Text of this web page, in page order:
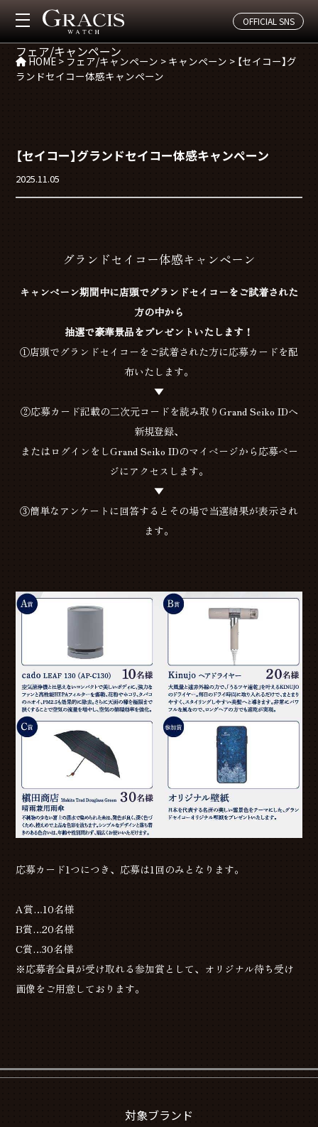
OFFICIAL SNS
CAMPAGIN
フェア/キャンペーン
HOME > フェア/キャンペーン > キャンペーン > 【セイコー】グ
ランドセイコー体感キャンペーン
【セイコー】グランドセイコー体感キャンペーン
2025.11.05
グランドセイコー体感キャンペーン
キャンペーン期間中に店頭でグランドセイコーをご試着された
方の中から
抽選で豪華景品をプレゼントいたします！
①店頭でグランドセイコーをご試着された方に応募カードを配
布いたします。
▼
②応募カード記載の二次元コードを読み取りGrand Seiko IDへ
新規登録、
またはログインをしGrand Seiko IDのマイページから応募ペー
ジにアクセスします。
▼
③簡単なアンケートに回答するとその場で当選結果が表示され
ます。
応募カード1つにつき、応募は1回のみとなります。
A賞…10名様
B賞…20名様
C賞…30名様
※応募者全員が受け取れる参加賞として、オリジナル待ち受け
画像をご用意しております。
対象ブランド